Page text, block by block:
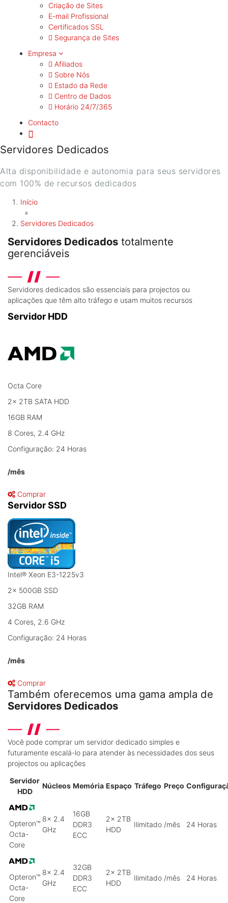
Criação de Sites
E-mail Profissional
Certificados SSL
Segurança de Sites
Empresa
Afiliados
Sobre Nós
Estado da Rede
Centro de Dados
Horário 24/7/365
Contacto
Servidores Dedicados
Alta disponibilidade e autonomia para seus servidores
com 100% de recursos dedicados
Início
»
Servidores Dedicados
Servidores Dedicados totalmente
gerenciáveis
Servidores dedicados são essenciais para projectos ou
aplicações que têm alto tráfego e usam muitos recursos
Servidor HDD
Octa Core
2x 2TB SATA HDD
16GB RAM
8 Cores, 2.4 GHz
Configuração: 24 Horas
/mês
Comprar
Servidor SSD
Intel® Xeon E3-1225v3
2x 500GB SSD
32GB RAM
4 Cores, 2.6 GHz
Configuração: 24 Horas
/mês
Comprar
Também oferecemos uma gama ampla de
Servidores Dedicados
Você pode comprar um servidor dedicado simples e
futuramente escalá-lo para atender às necessidades dos seus
projectos ou aplicações
Servidor
HDD
Núcleos Memória Espaço Tráfego Preço
Opteron™
Octa-
Core
8x 2.4
GHz
16GB
DDR3
ECC
2x 2TB
HDD
Ilimitado /mês 24 Horas
Opteron™
Octa-
Core
8x 2.4
GHz
32GB
DDR3
ECC
2x 2TB
HDD
Ilimitado /mês 24 Horas